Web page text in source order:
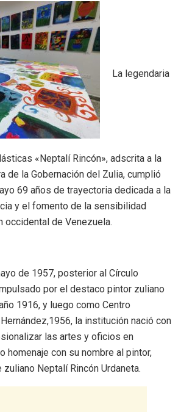
La legendaria
«Neptalí Rincón», adscrita a la
de la Gobernación del Zulia, cumplió
69 años de trayectoria dedicada a la
y el fomento de la sensibilidad
occidental de Venezuela.
de 1957, posterior al Círculo
por el destaco pintor zuliano
1916, y luego como Centro
la institución nació con
las artes y oficios en
homenaje con su nombre al pintor,
Neptalí Rincón Urdaneta.